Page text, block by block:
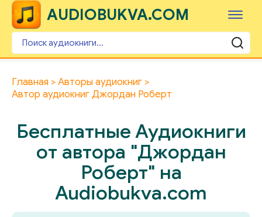
AUDIOBUKVA.COM
Главная
Авторы аудиокниг
Автор аудиокниг Джордан Роберт
Бесплатные Аудиокниги
от автора "Джордан
Роберт" на
Audiobukva.com